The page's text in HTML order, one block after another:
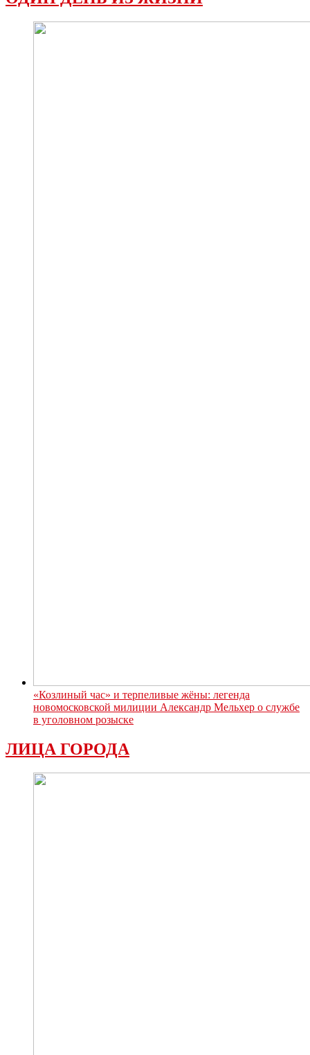
«Козлиный час» и терпеливые жёны: легенда
новомосковской милиции Александр Мельхер о службе
в уголовном розыске
ЛИЦА ГОРОДА